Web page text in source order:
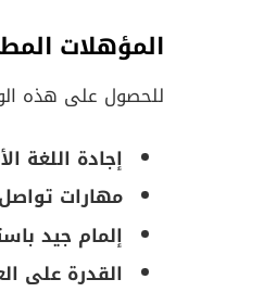
المؤهلات
للحصول على هذه
إجادة اللغة
مهارات
إلمام جيد
القدرة على